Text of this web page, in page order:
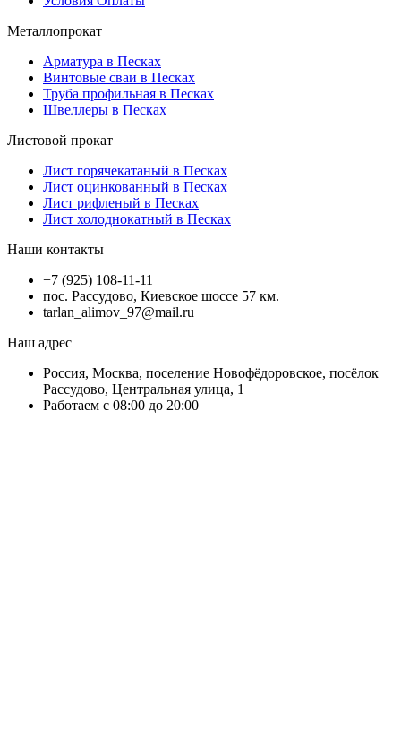
Металлопрокат
Арматура в Песках
Винтовые сваи в Песках
Труба профильная в Песках
Швеллеры в Песках
Листовой прокат
Лист горячекатаный в Песках
Лист оцинкованный в Песках
Лист рифленый в Песках
Лист холоднокатный в Песках
Наши контакты
+7 (925) 108-11-11
пос. Рассудово, Киевское шоссе 57 км.
tarlan_alimov_97@mail.ru
Наш адрес
Россия, Москва, поселение Новофёдоровское, посёлок
Рассудово, Центральная улица, 1
Работаем с 08:00 до 20:00